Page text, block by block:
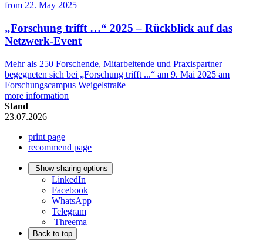
from 22. May 2025
„Forschung trifft …“ 2025 – Rückblick auf das
Netzwerk-Event
Mehr als 250 Forschende, Mitarbeitende und Praxispartner
begegneten sich bei „Forschung trifft ...“ am 9. Mai 2025 am
Forschungscampus Weigelstraße
more information
Stand
23.07.2026
print page
recommend page
Show sharing options
LinkedIn
Facebook
WhatsApp
Telegram
Threema
Back to top